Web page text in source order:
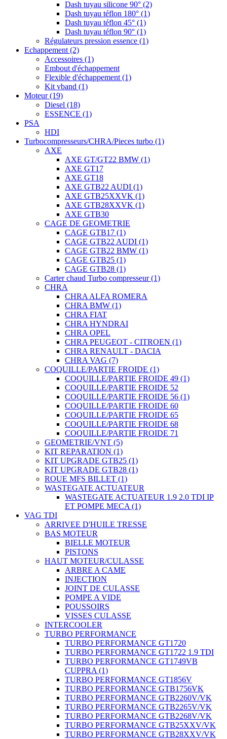
Dash tuyau silicone 90° (2)
Dash tuyau téflon 180° (1)
Dash tuyau téflon 45° (1)
Dash tuyau téflon 90° (1)
Régulateurs pression essence (1)
Echappement (2)
Accessoires (1)
Embout d'échappement
Flexible d'échappement (1)
Kit vband (1)
Moteur(19)
Diesel (18)
ESSENCE (1)
PSA
HDI
Turbocompresseurs/CHRA/Pieces turbo (1)
AXE
AXE GT/GT22 BMW (1)
AXE GT17
AXE GT18
AXE GTB22 AUDI (1)
AXE GTB25XXVK (1)
AXE GTB28XXVK (1)
AXE GTB30
CAGE DE GEOMETRIE
CAGE GTB17 (1)
CAGE GTB22 AUDI (1)
CAGE GTB22 BMW (1)
CAGE GTB25 (1)
CAGE GTB28 (1)
Carter chaud Turbo compresseur(1)
CHRA
CHRA ALFA ROMERA
CHRA BMW (1)
CHRA FIAT
CHRA HYNDRAI
CHRA OPEL
CHRA PEUGEOT - CITROEN (1)
CHRA RENAULT - DACIA
CHRA VAG (7)
COQUILLE/PARTIE FROIDE (1)
COQUILLE/PARTIE FROIDE 49 (1)
COQUILLE/PARTIE FROIDE 52
COQUILLE/PARTIE FROIDE 56 (1)
COQUILLE/PARTIE FROIDE 60
COQUILLE/PARTIE FROIDE 65
COQUILLE/PARTIE FROIDE 68
COQUILLE/PARTIE FROIDE 71
GEOMETRIE/VNT (5)
KIT REPARATION (1)
KIT UPGRADE GTB25 (1)
KIT UPGRADE GTB28 (1)
ROUE MFS BILLET (1)
WASTEGATE ACTUATEUR
WASTEGATE ACTUATEUR 1.9 2.0 TDI IP
ET POMPE MECA (1)
VAG TDI
ARRIVEE D'HUILE TRESSE
BAS MOTEUR
BIELLE MOTEUR
PISTONS
HAUT MOTEUR/CULASSE
ARBRE A CAME
INJECTION
JOINT DE CULASSE
POMPE A VIDE
POUSSOIRS
VISSES CULASSE
INTERCOOLER
TURBO PERFORMANCE
TURBO PERFORMANCE GT1720
TURBO PERFORMANCE GT1722 1.9 TDI
TURBO PERFORMANCE GT1749VB
CUPPRA (1)
TURBO PERFORMANCE GT1856V
TURBO PERFORMANCE GTB1756VK
TURBO PERFORMANCE GTB2260V/VK
TURBO PERFORMANCE GTB2265V/VK
TURBO PERFORMANCE GTB2268V/VK
TURBO PERFORMANCE GTB25XXV/VK
TURBO PERFORMANCE GTB28XXV/VK